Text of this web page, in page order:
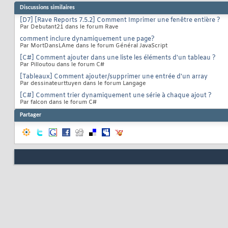
Discussions similaires
[D7] [Rave Reports 7.5.2] Comment Imprimer une fenêtre entière ?
Par Debutant21 dans le forum Rave
comment inclure dynamiquement une page?
Par MortDansLAme dans le forum Général JavaScript
[C#] Comment ajouter dans une liste les éléments d'un tableau ?
Par Pilloutou dans le forum C#
[Tableaux] Comment ajouter/supprimer une entrée d'un array
Par dessinateurttuyen dans le forum Langage
[C#] Comment trier dynamiquement une série à chaque ajout ?
Par falcon dans le forum C#
Partager